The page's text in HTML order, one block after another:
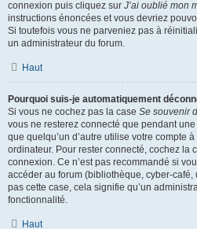
connexion puis cliquez sur J’ai oublié mon
instructions énoncées et vous devriez
Si toutefois vous ne parveniez pas à
un administrateur du forum.
Haut
Pourquoi suis-je automatiquement
Si vous ne cochez pas la case Se souvenir
vous ne resterez connecté que pendant
que quelqu’un d’autre utilise votre compte
ordinateur. Pour rester connecté, cochez la
connexion. Ce n’est pas recommandé si
accéder au forum (bibliothèque, cyber-café,
pas cette case, cela signifie qu’un
fonctionnalité.
Haut